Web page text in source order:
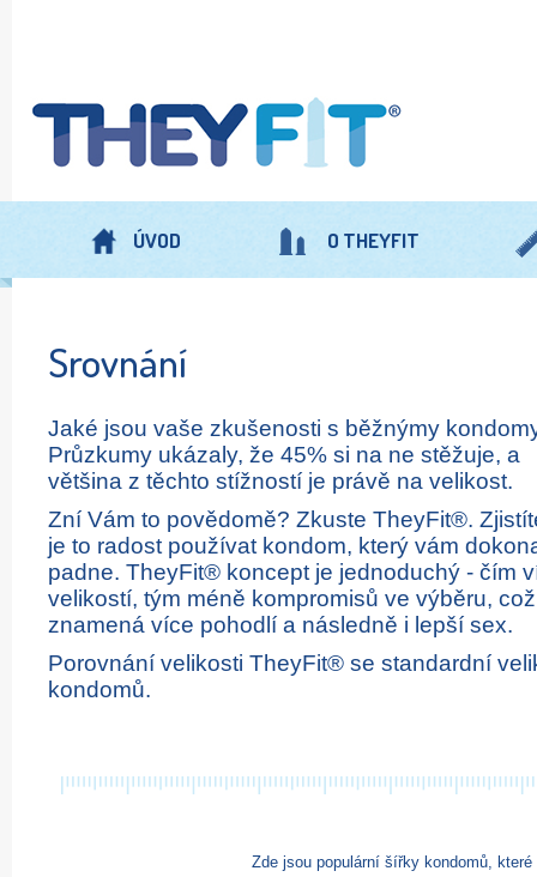
O THEYFIT
ÚVOD
Srovnání
Jaké jsou vaše zkušenosti s běžnýmy
Průzkumy ukázaly, že 45% si na ne stěžuje, a
většina z těchto stížností je právě na velikost.
Zní Vám to povědomě? Zkuste TheyFit®.
je to radost používat kondom, který vám
padne. TheyFit® koncept je jednoduchý - čím
velikostí, tým méně kompromisů ve výběru, což
znamená více pohodlí a následně i lepší sex.
Porovnání velikosti TheyFit® se standardní
kondomů.
Zde jsou populární šířky kondomů,